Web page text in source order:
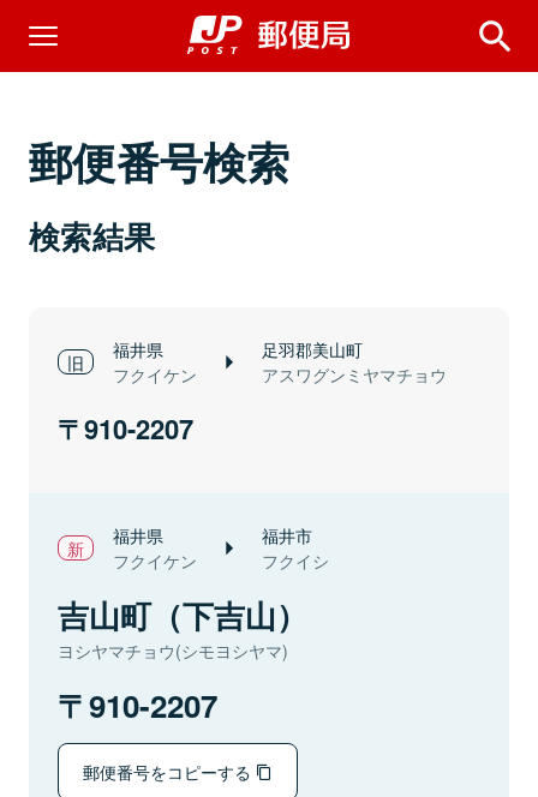
郵便番号検索
検索結果
福井県
フクイケン
足羽郡美山町
アスワグンミヤマチョウ
910-2207
福井県
フクイケン
福井市
フクイシ
吉山町（下吉山）
ヨシヤマチョウ(シモヨシヤマ)
910-2207
郵便番号をコピーする